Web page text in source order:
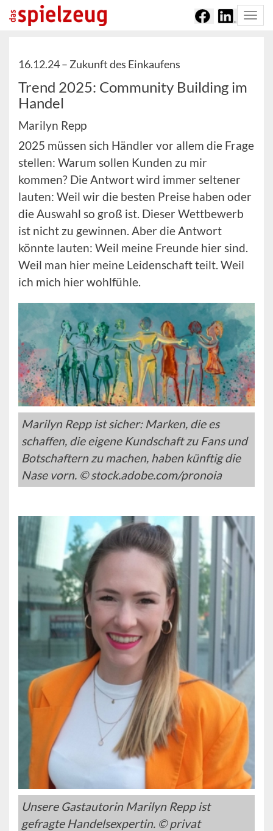
16.12.24 – Zukunft des Einkaufens
Trend 2025: Community Building im
Handel
Marilyn Repp
2025 müssen sich Händler vor allem die Frage
stellen: Warum sollen Kunden zu mir
kommen? Die Antwort wird immer seltener
lauten: Weil wir die besten Preise haben oder
die Auswahl so groß ist. Dieser Wettbewerb
ist nicht zu gewinnen. Aber die Antwort
könnte lauten: Weil meine Freunde hier sind.
Weil man hier meine Leidenschaft teilt. Weil
ich mich hier wohlfühle.
Marilyn Repp ist sicher: Marken, die es
schaffen, die eigene Kundschaft zu Fans und
Botschaftern zu machen, haben künftig die
Nase vorn. © stock.adobe.com/pronoia
Unsere Gastautorin Marilyn Repp ist
gefragte Handelsexpertin. © privat